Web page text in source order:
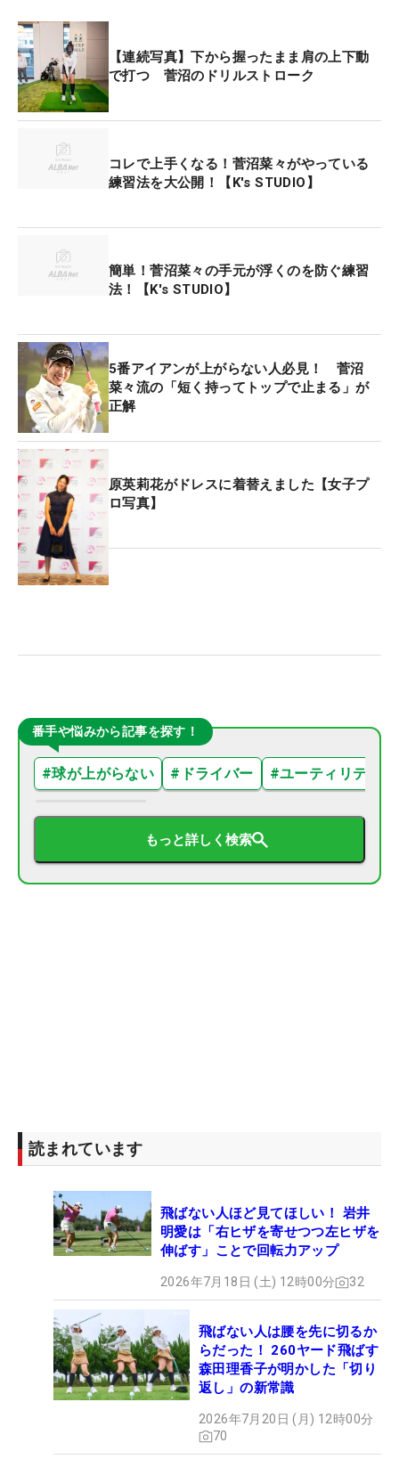
【連続写真】下から握ったまま肩の上下動
で打つ 菅沼のドリルストローク
コレで上手くなる！菅沼菜々がやっている
練習法を大公開！【K's STUDIO】
簡単！菅沼菜々の手元が浮くのを防ぐ練習
法！【K's STUDIO】
5番アイアンが上がらない人必見！ 菅沼
菜々流の「短く持ってトップで止まる」が
正解
原英莉花がドレスに着替えました【女子プ
ロ写真】
番手や悩みから記事を探す！
#球が上がらない # ドライバー #ユーティリティ
もっと詳しく検索
読まれています
飛ばない人ほど見てほしい！ 岩井
明愛は「右ヒザを寄せつつ左ヒザを
伸ばす」ことで回転力アップ
2026年7月18日 (土) 12時00分 32
飛ばない人は腰を先に切るか
らだった！ 260ヤード飛ばす
森田理香子が明かした「切り
返し」の新常識
2026年7月20日 (月) 12時00分
70